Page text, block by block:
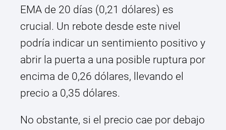
EMA de 20 días (0,21 dólares) es
crucial. Un rebote desde este nivel
podría indicar un sentimiento positivo y
abrir la puerta a una posible ruptura por
encima de 0,26 dólares, llevando el
precio a 0,35 dólares.
No obstante, si el precio cae por debajo